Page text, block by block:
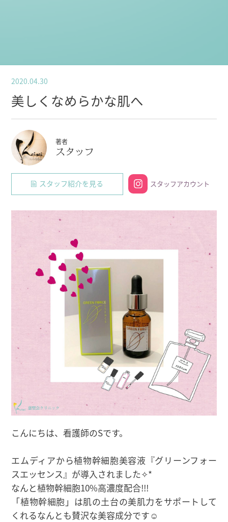
2020.04.30
美しくなめらかな肌へ
著者
スタッフ
スタッフ紹介を見る スタッフアカウント
こんにちは、看護師のSです。
エムディアから植物幹細胞美容液『グリーンフォー
スエッセンス』が導入されました✧*
なんと植物幹細胞10%高濃度配合!!!
「植物幹細胞」は肌の土台の美肌力をサポートして
くれるなんとも賛沢な美容成分です☺